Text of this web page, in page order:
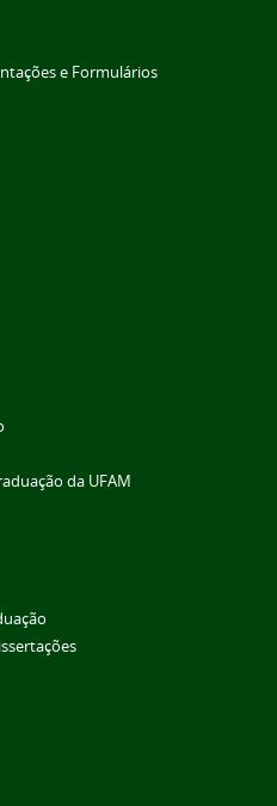
e Formulários
da UFAM